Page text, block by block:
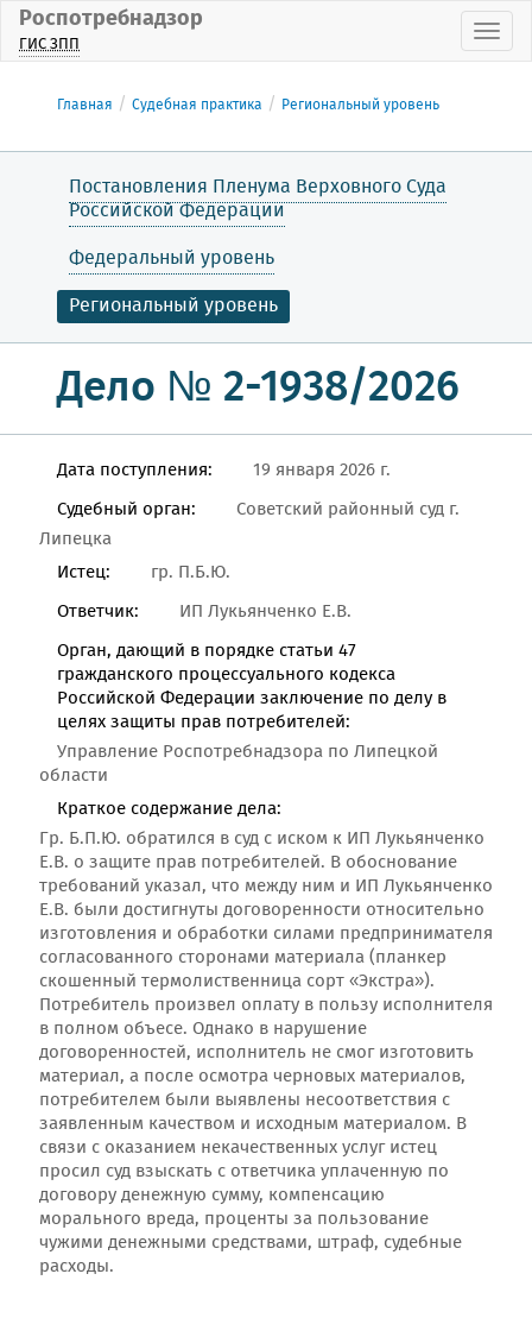
Роспотребнадзор
ГИС ЗПП
Главная Судебная практика Региональный уровень
Постановления Пленума Верховного Суда
Российской Федерации
Федеральный уровень
Региональный уровень
Дело № 2-1938/2026
Дата поступления:
19 января 2026 г.
Судебный орган:
Советский районный суд г.
Липецка
Истец:
гр. П.Б.Ю.
Ответчик:
ИП Лукьянченко Е.В.
Орган, дающий в порядке статьи 47
гражданского процессуального кодекса
Российской Федерации заключение по делу в
целях защиты прав потребителей:
Управление Роспотребнадзора по Липецкой
области
Краткое содержание дела:
Гр. Б.П.Ю. обратился в суд с иском к ИП Лукьянченко
Е.В. о защите прав потребителей. В обоснование
требований указал, что между ним и ИП Лукьянченко
Е.В. были достигнуты договоренности относительно
изготовления и обработки силами предпринимателя
согласованного сторонами материала (планкер
скошенный термолиственница сорт «Экстра»).
Потребитель произвел оплату в пользу исполнителя
в полном объесе. Однако в нарушение
договоренностей, исполнитель не смог изготовить
материал, а после осмотра черновых материалов,
потребителем были выявлены несоответствия с
заявленным качеством и исходным материалом. В
связи с оказанием некачественных услуг истец
просил суд взыскать с ответчика уплаченную по
договору денежную сумму, компенсацию
морального вреда, проценты за пользование
чужими денежными средствами, штраф, судебные
расходы.